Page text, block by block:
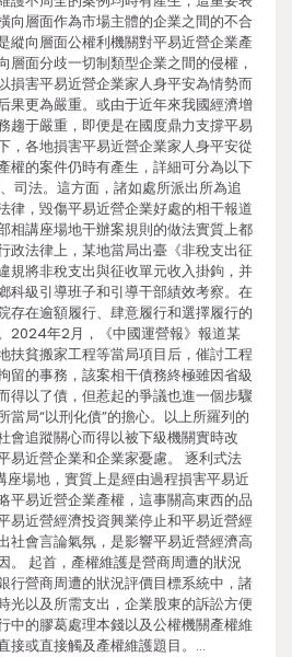
向層面作為市場主體的企業之間的不合
縱向層面公權利機關對平易近營企業產
層面分歧一切制類型企業之間的侵權，
損害平易近營企業家人身平安為情勢而
果更為嚴重。或由于近年來我國經濟增
趨于嚴重，即便是在國度鼎力支撐平易
，各地損害平易近營企業家人身平安從
權的案件仍時有產生，詳細可分為以下
司法。這方面，諸如處所派出所為追
律，毀傷平易近營企業好處的相干報道
相講座場地干辦案規則的做法實質上都
政法律上，某地當局出臺《非稅支出征
規將非稅支出與征收單元收入掛鉤，并
科級引導班子和引導干部績效考察。在
存在逾額履行、肆意履行和選擇履行的
2024年2月，《中國運營報》報道某
扶貧搬家工程等當局項目后，催討工程
留的事務，該案相干債務終極雖因省級
得以了債，但惹起的爭議也進一個步驟
當局“以刑化債”的擔心。以上所羅列的
會追蹤關心而得以被下級機關實時改
易近營企業和企業家憂慮。 逐利式法
座場地，實質上是經由過程損害平易近
平易近營企業產權，這事關高東西的品
易近營經濟投資興業停止和平易近營經
社會言論氣氛，是影響平易近營經濟高
。 起首，產權維護是營商周遭的狀況
行營商周遭的狀況評價目標系統中，諸
光以及所需支出，企業股東的訴訟方便
中的膠葛處理本錢以及公權機關產權維
接或直接觸及產權維護題目。…